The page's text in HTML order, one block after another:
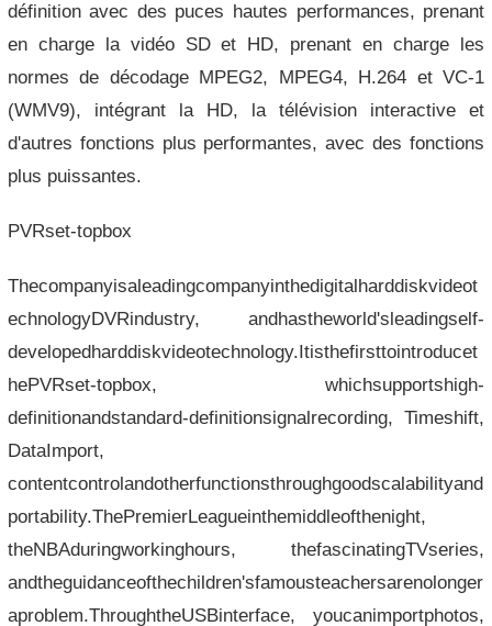
définition avec des puces hautes performances, prenant
en charge la vidéo SD et HD, prenant en charge les
normes de décodage MPEG2, MPEG4, H.264 et VC-1
(WMV9), intégrant la HD, la télévision interactive et
d'autres fonctions plus performantes, avec des fonctions
plus puissantes.
PVRset-topbox
Thecompanyisaleadingcompanyinthedigitalharddiskvideot
echnologyDVRindustry, andhastheworld'sleadingself-
developedharddiskvideotechnology.Itisthefirsttointroducet
hePVRset-topbox, whichsupportshigh-
definitionandstandard-definitionsignalrecording, Timeshift,
DataImport,
contentcontrolandotherfunctionsthroughgoodscalabilityand
portability.ThePremierLeagueinthemiddleofthenight,
theNBAduringworkinghours, thefascinatingTVseries,
andtheguidanceofthechildren'sfamousteachersarenolonger
aproblem.ThroughtheUSBinterface, youcanimportphotos,